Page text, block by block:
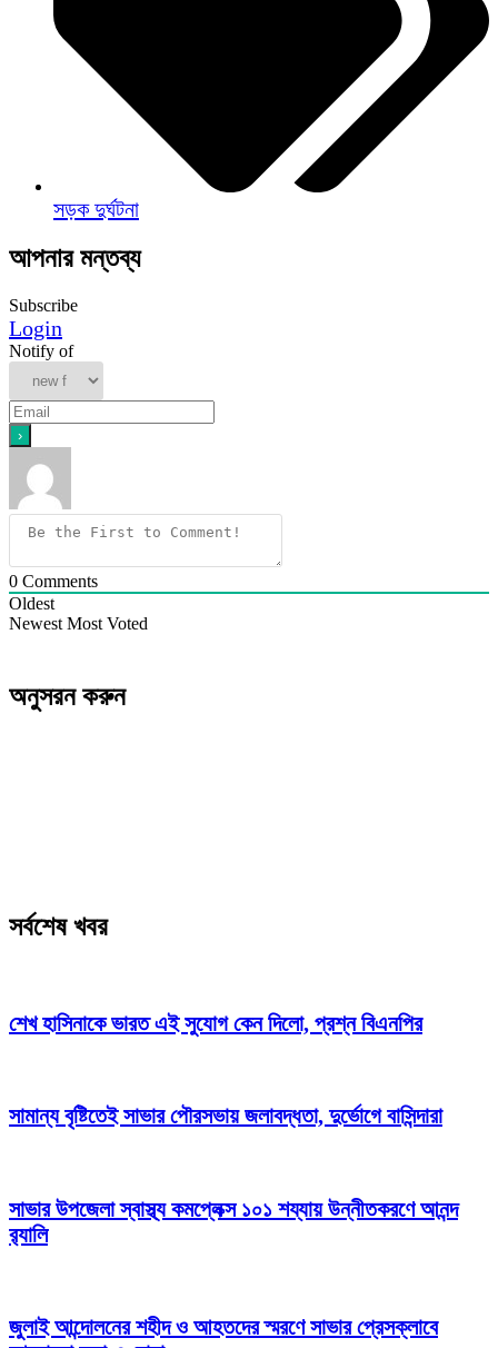
সড়ক দুর্ঘটনা
আপনার মন্তব্য
Subscribe
Login
Notify of
0 Comments
Oldest
Newest Most Voted
অনুসরন করুন
সর্বশেষ খবর
শেখ হাসিনাকে ভারত এই সুযোগ কেন দিলো, প্রশ্ন বিএনপির
সামান্য বৃষ্টিতেই সাভার পৌরসভায় জলাবদ্ধতা, দুর্ভোগে বাসিন্দারা
সাভার উপজেলা স্বাস্থ্য কমপ্লেক্স ১০১ শয্যায় উন্নীতকরণে আনন্দ
র‍্যালি
জুলাই আন্দোলনের শহীদ ও আহতদের স্মরণে সাভার প্রেসক্লাবে